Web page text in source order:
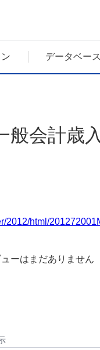
データベー
般会計歳
2012/html/
ーはまだありません